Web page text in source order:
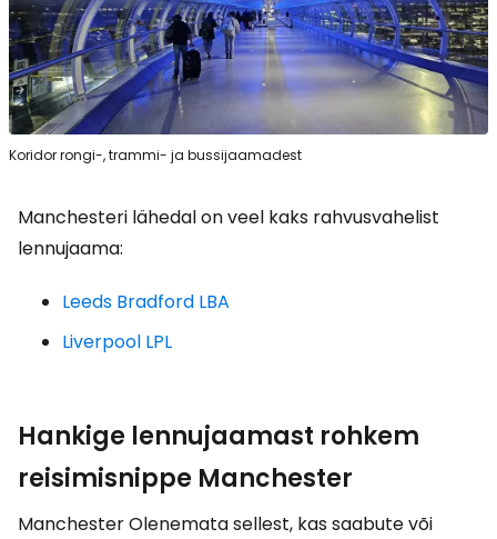
Koridor rongi-, trammi- ja bussijaamadest
Manchesteri lähedal on veel kaks rahvusvahelist
lennujaama:
Leeds Bradford LBA
Liverpool LPL
Hankige lennujaamast rohkem
reisimisnippe Manchester
Manchester Olenemata sellest, kas saabute või